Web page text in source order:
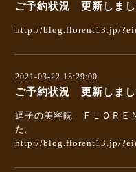
ご予約状況 更新しまし
http://blog.florent13.jp/
2021-03-22 13:29:00
ご予約状況 更新しまし
逗子の美容院 ＦＬＯＲＥ
た。
http://blog.florent13.jp/